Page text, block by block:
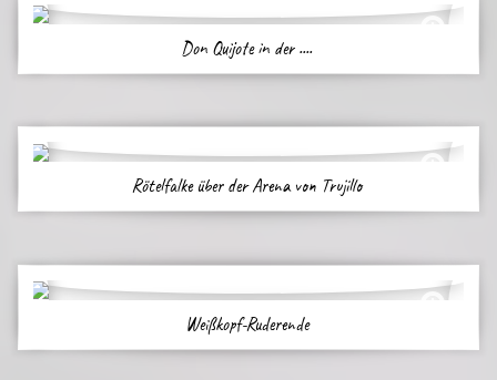
Don Quijote in der ....
Rötelfalke über der Arena von Trujillo
Weißkopf-Ruderende